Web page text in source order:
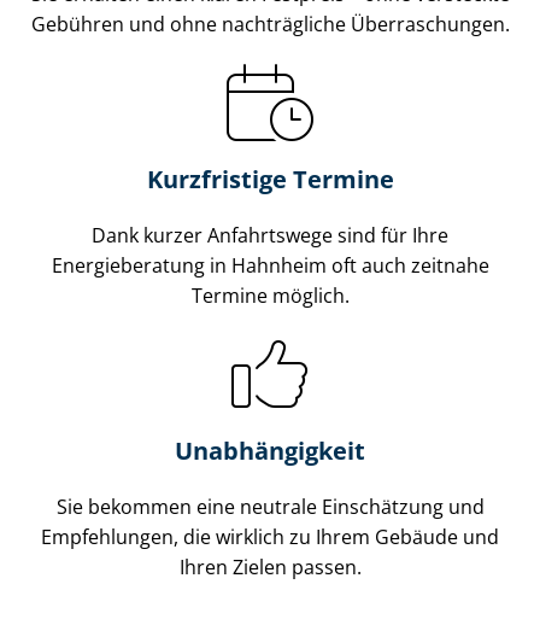
Gebühren und ohne nachträgliche Überraschungen.
Kurzfristige Termine
Dank kurzer Anfahrtswege sind für Ihre
Energieberatung in Hahnheim oft auch zeitnahe
Termine möglich.
Unabhängigkeit
Sie bekommen eine neutrale Einschätzung und
Empfehlungen, die wirklich zu Ihrem Gebäude und
Ihren Zielen passen.